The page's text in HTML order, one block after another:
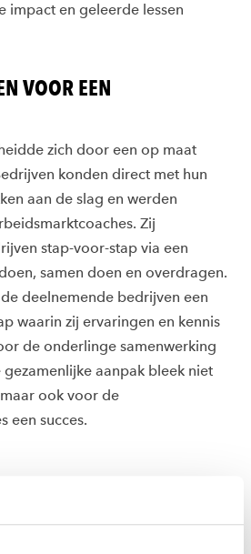
impact en geleerde lessen
VOOR EEN
zich door een op maat
konden direct met hun
aan de slag en werden
Zij
stap-voor-stap via een
samen doen en overdragen.
deelnemende bedrijven een
waarin zij ervaringen en kennis
de onderlinge samenwerking
aanpak bleek niet
ook voor de
een succes.
sessies